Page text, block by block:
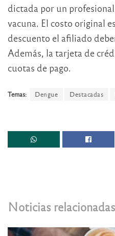
dictada por un
vacuna. El costo original
descuento el afiliado
Además, la tarjeta de
cuotas de pago.
Temas: Dengue Destacadas
Noticias relacionadas